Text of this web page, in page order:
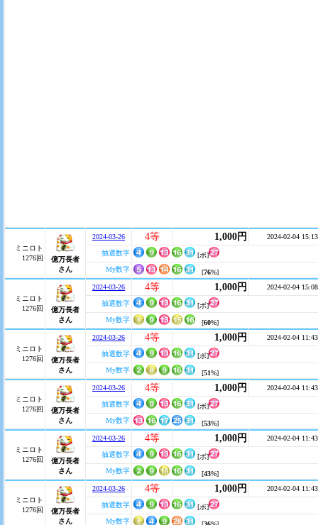
ミニロト
1276回
億万長者
さん
2024-03-26 4等 1,000円 2024-02-04 15:13
抽選数字
[ボ]
My数字
[76%]
ミニロト
1276回
億万長者
さん
2024-03-26 4等 1,000円 2024-02-04 15:08
抽選数字
[ボ]
My数字
[60%]
ミニロト
1276回
億万長者
さん
2024-03-26 4等 1,000円 2024-02-04 11:43
抽選数字
[ボ]
My数字
[51%]
ミニロト
1276回
億万長者
さん
2024-03-26 4等 1,000円 2024-02-04 11:43
抽選数字
[ボ]
My数字
[53%]
ミニロト
1276回
億万長者
さん
2024-03-26 4等 1,000円 2024-02-04 11:43
抽選数字
[ボ]
My数字
[43%]
ミニロト
1276回
億万長者
さん
2024-03-26 4等 1,000円 2024-02-04 11:43
抽選数字
[ボ]
My数字